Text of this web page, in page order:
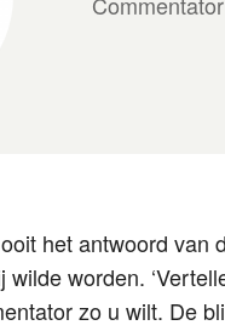
ooit het antwoord
worden.
zo u wilt. De